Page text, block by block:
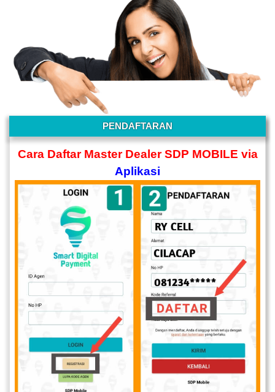
PENDAFTARAN
Cara Daftar Master Dealer SDP MOBILE via
Aplikasi